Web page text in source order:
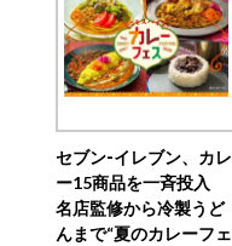
セブン‐イレブン、カレ
ー15商品を一斉投入
名店監修から冷製うど
んまで“夏のカレーフェ